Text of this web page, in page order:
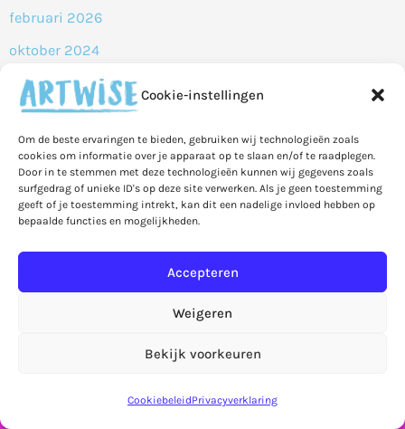
Cookie-instellingen
Om de beste ervaringen te bieden, gebruiken wij technologieën zoals
cookies om informatie over je apparaat op te slaan en/of te raadplegen.
Door in te stemmen met deze technologieën kunnen wij gegevens zoals
surfgedrag of unieke ID's op deze site verwerken. Als je geen toestemming
geeft of je toestemming intrekt, kan dit een nadelige invloed hebben op
bepaalde functies en mogelijkheden.
Accepteren
Weigeren
Bekijk voorkeuren
CookiebeleidPrivacyverklaring
Let op! Bestellingen in de webshop worden pas
vanaf 7 september verzonden!
februari 2026
oktober 2024
juni 2024
januari 2023
september 2020
mei 2020
april 2020